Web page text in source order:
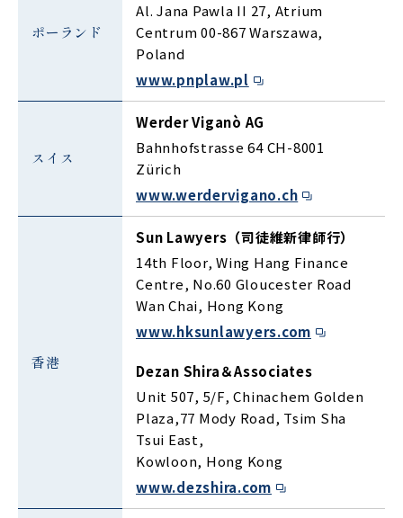
ポーランド
Al. Jana Pawla II 27, Atrium
Centrum 00-867 Warszawa,
Poland
www.pnplaw.pl
スイス
Werder Viganò AG
Bahnhofstrasse 64 CH-8001
Zürich
www.werdervigano.ch
香港
Sun Lawyers（司徒維新律師行）
14th Floor, Wing Hang Finance
Centre, No.60 Gloucester Road
Wan Chai, Hong Kong
www.hksunlawyers.com
Dezan Shira＆Associates
Unit 507, 5/F, Chinachem Golden
Plaza,77 Mody Road, Tsim Sha
Tsui East,
Kowloon, Hong Kong
www.dezshira.com